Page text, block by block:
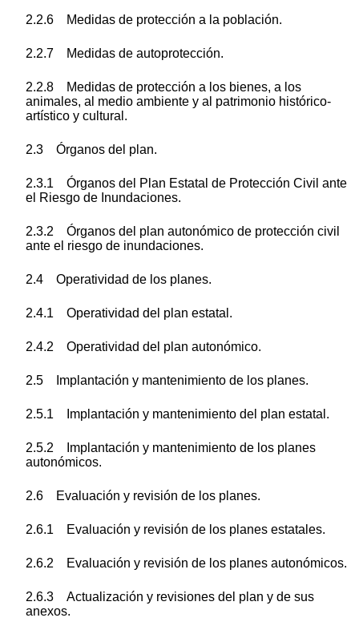
2.2.6 Medidas de protección a la población.
2.2.7 Medidas de autoprotección.
2.2.8 Medidas de protección a los bienes, a los
animales, al medio ambiente y al patrimonio histórico-
artístico y cultural.
2.3 Órganos del plan.
2.3.1 Órganos del Plan Estatal de Protección Civil ante
el Riesgo de Inundaciones.
2.3.2 Órganos del plan autonómico de protección civil
ante el riesgo de inundaciones.
2.4 Operatividad de los planes.
2.4.1 Operatividad del plan estatal.
2.4.2 Operatividad del plan autonómico.
2.5 Implantación y mantenimiento de los planes.
2.5.1 Implantación y mantenimiento del plan estatal.
2.5.2 Implantación y mantenimiento de los planes
autonómicos.
2.6 Evaluación y revisión de los planes.
2.6.1 Evaluación y revisión de los planes estatales.
2.6.2 Evaluación y revisión de los planes autonómicos.
2.6.3 Actualización y revisiones del plan y de sus
anexos.